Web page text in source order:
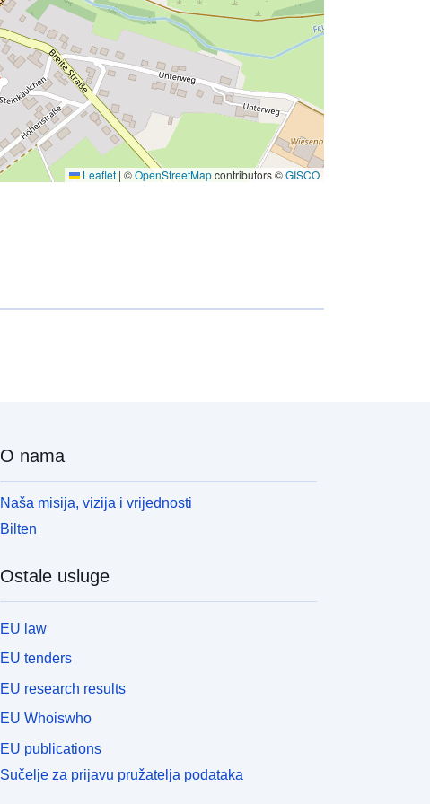
Leaflet | ©OpenStreetMapcontributors ©GISCO
O nama
Naša misija, vizija i vrijednosti
Bilten
Ostale usluge
EU law
EU tenders
EU research results
EU Whoiswho
EU publications
Sučelje za prijavu pružatelja podataka